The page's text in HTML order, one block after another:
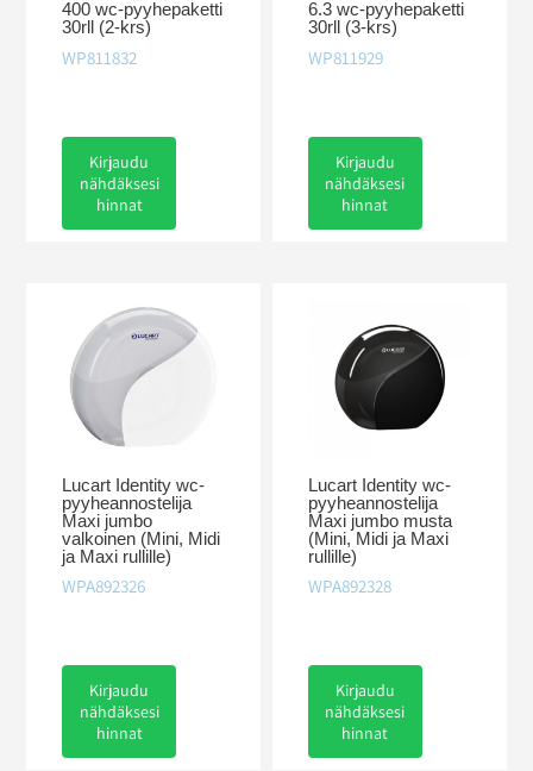
400 wc-pyyhepaketti
30rll (2-krs)
WP811832
Kirjaudu
nähdäksesi
hinnat
6.3 wc-pyyhepaketti
30rll (3-krs)
WP811929
Kirjaudu
nähdäksesi
hinnat
Lucart Identity wc-
pyyheannostelija
Maxi jumbo
valkoinen (Mini, Midi
ja Maxi rullille)
WPA892326
Kirjaudu
nähdäksesi
hinnat
Lucart Identity wc-
pyyheannostelija
Maxi jumbo musta
(Mini, Midi ja Maxi
rullille)
WPA892328
Kirjaudu
nähdäksesi
hinnat